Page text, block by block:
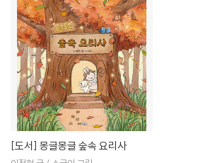
[도서] 몽글몽글 숲속 요리사